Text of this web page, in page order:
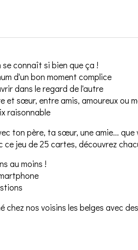
connaît si bien que ça !
d'un bon moment complice
dans le regard de l'autre
et sœur, entre amis, amoureux ou
raisonnable
ton père, ta sœur, une amie...
ce jeu de 25 cartes, découvrez
au moins !
chez nos voisins les belges avec